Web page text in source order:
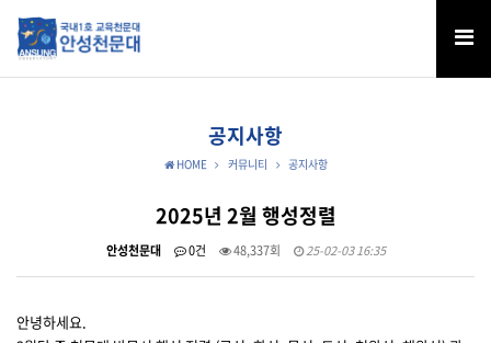
공지사항
HOME 커뮤니티 공지사항
2025년 2월 행성정렬
안성천문대 0건 48,337회 25-02-03 16:35
안녕하세요.